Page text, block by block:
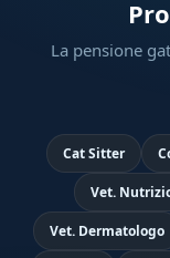
La pensione
Cat Sitter
Vet.
Vet. Dermatologo